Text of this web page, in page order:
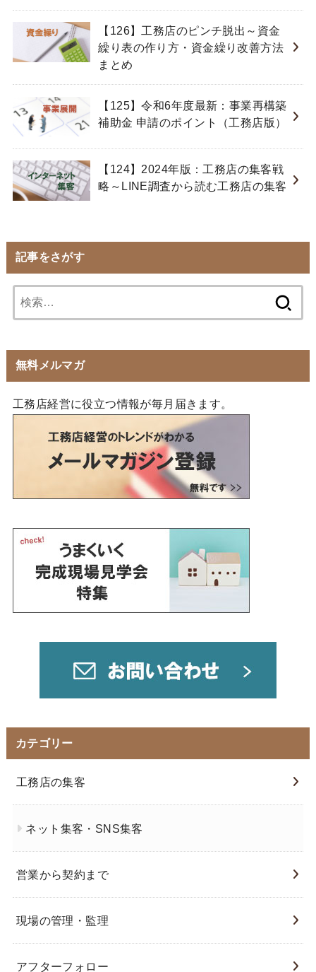
【126】工務店のピンチ脱出～資金
繰り表の作り方・資金繰り改善方法
まとめ
【125】令和6年度最新：事業再構築
補助金 申請のポイント（工務店版）
【124】2024年版：工務店の集客戦
略～LINE調査から読む工務店の集客
記事をさがす
索:
無料メルマガ
工務店経営に役立つ情報が毎月届きます。
カテゴリー
工務店の集客
ネット集客・SNS集客
営業から契約まで
現場の管理・監理
アフターフォロー